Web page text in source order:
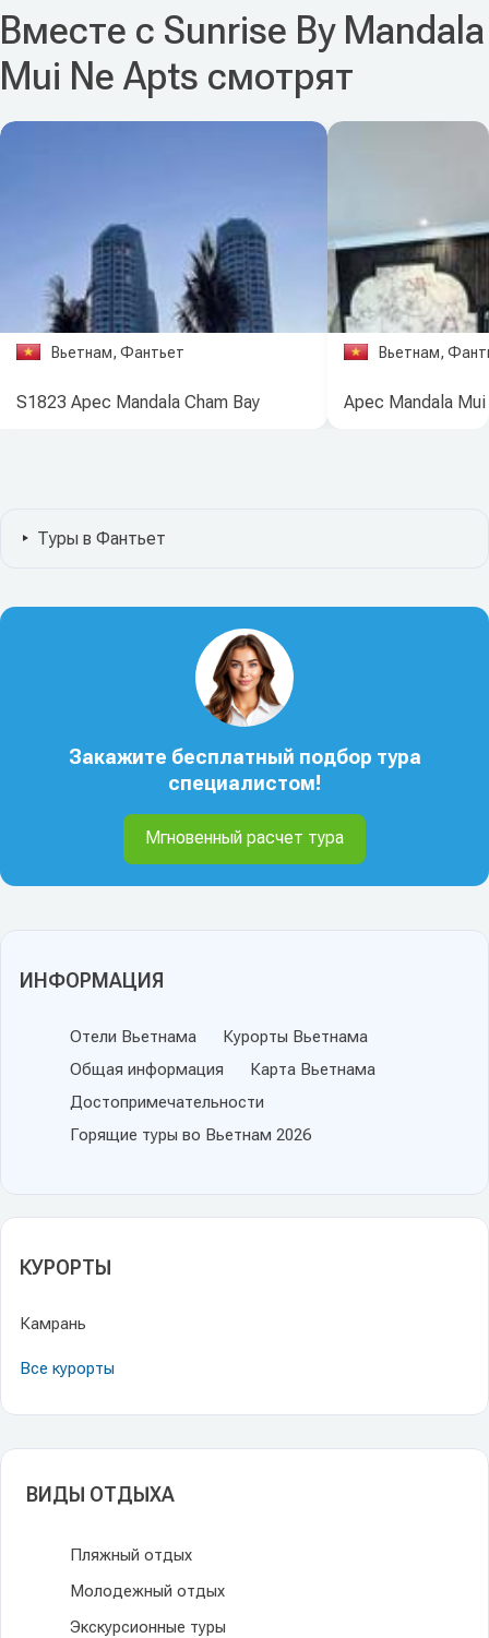
ИНФОРМАЦИЯ
Отели Вьетнама
Курорты Вьетнама
Общая информация
Карта Вьетнама
Достопримечательности
Горящие туры во Вьетнам 2026
КУРОРТЫ
Камрань
Все курорты
ВИДЫ ОТДЫХА
Пляжный отдых
Молодежный отдых
Экскурсионные туры
Вместе с Sunrise By Mandala
Mui Ne Apts смотрят
Вьетнам, Фантьет
S1823 Apec Mandala Cham Bay
Вьетнам,
Apec Mandala
Туры в Фантьет
Закажите бесплатный подбор тура
специалистом!
Мгновенный расчет тура